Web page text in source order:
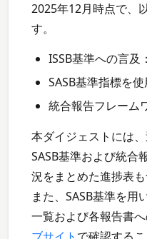
2025年12月時点で、
す。
ISSB基準への言及
SASB基準指標を
統合報告フレーム
本ダイジェストには、
SASB基準および統合
況をまとめた進捗表も
また、SASB基準を用
一覧および各報告書へ